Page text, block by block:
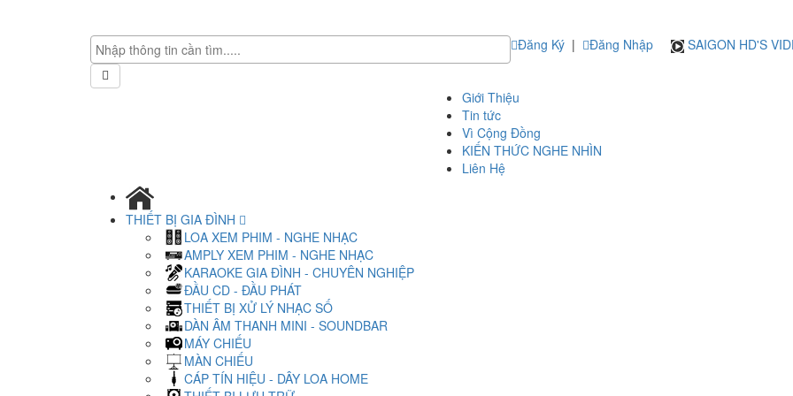
Đăng Ký | Đăng Nhập SAIGON HD'S
Giới Thiệu
Tin tức
Vì Cộng Đồng
KIẾN THỨC NGHE NHÌN
Liên Hệ
THIẾT BỊ GIA ĐÌNH
LOA XEM PHIM - NGHE NHẠC
AMPLY XEM PHIM - NGHE NHẠC
KARAOKE GIA ĐÌNH - CHUYÊN NGHIỆP
ĐẦU CD - ĐẦU PHÁT
THIẾT BỊ XỬ LÝ NHẠC SỐ
DÀN ÂM THANH MINI - SOUNDBAR
MÁY CHIẾU
MÀN CHIẾU
CÁP TÍN HIỆU - DÂY LOA HOME